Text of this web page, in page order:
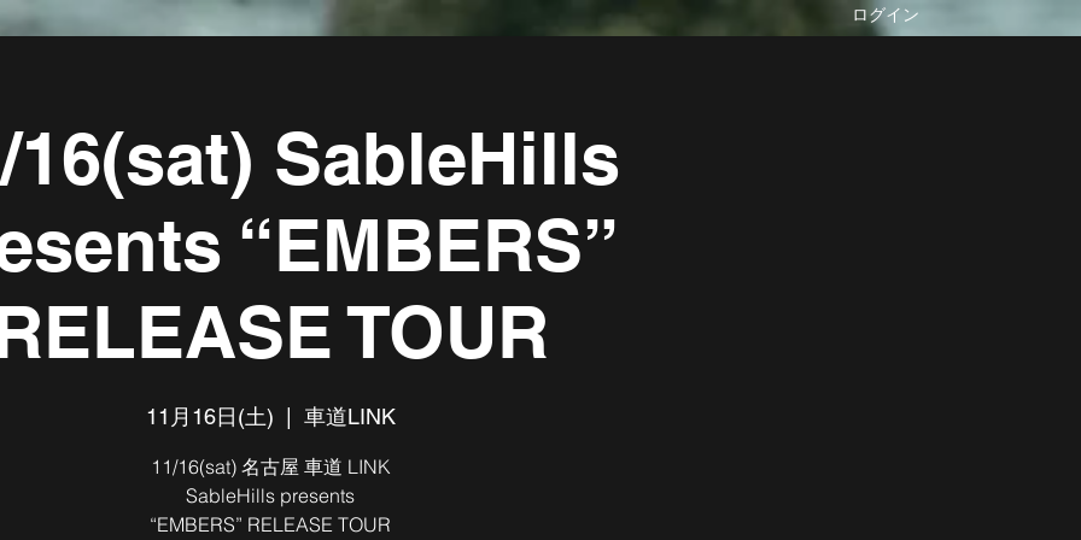
ログイン
16(sat) SableHills
“EMBERS”
TOUR
11月16日(土) 車道LINK
11/16(sat) 名古屋 車道 LINK
SableHills presents
“EMBERS” RELEASE TOUR